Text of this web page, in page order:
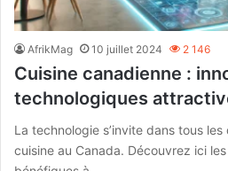
AfrikMag 10 juillet 2024 2 146
Cuisine canadienne :
technologiques
La technologie s’invite dans tous
cuisine au Canada. Découvrez ici